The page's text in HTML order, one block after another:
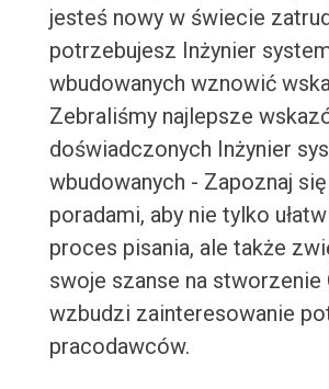
jesteś nowy w świecie
potrzebujesz Inżynier
wbudowanych wznowić
Zebraliśmy najlepsze
doświadczonych Inżynier
wbudowanych - Zapoznaj
poradami, aby nie tylko
proces pisania, ale także
swoje szanse na stworzenie
wzbudzi zainteresowanie
pracodawców.